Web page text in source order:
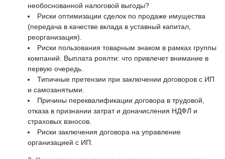
необоснованной налоговой выгоды?
Риски оптимизации сделок по продаже имущества
(передача в качестве вклада в уставный капитал,
реорганизация).
Риски пользования товарным знаком в рамках группы
компаний. Выплата роялти: что привлечет внимание в
первую очередь.
Типичные претензии при заключении договоров с ИП
и самозанятыми.
Причины переквалификации договора в трудовой,
отказа в признании затрат и доначисления НДФЛ и
страховых взносов.
Риски заключения договора на управление
организацией с ИП.